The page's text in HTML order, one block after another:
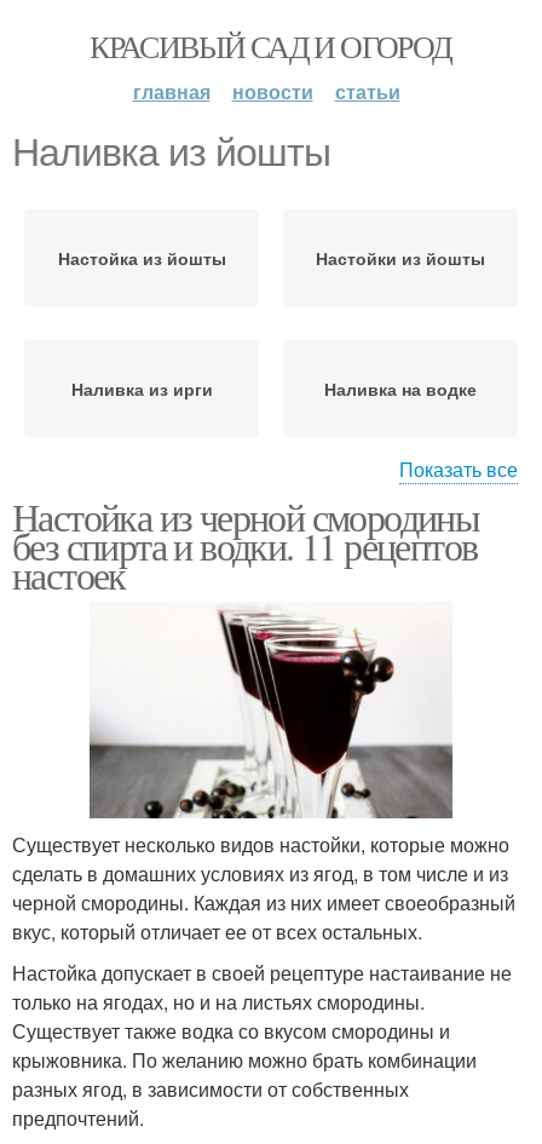
КРАСИВЫЙ САД И ОГОРОД
главная новости статьи
Наливка из йошты
Настойка из йошты Настойки из йошты
Наливка из ирги Наливка на водке
Наливки из смородины
смородины
Наливка из красной
Наливка из смородины Наливка из ягод
Черносмородиновая
наливка
Классическая наливка
Наливка без водки
Показать все
Настойка из черной смородины
без спирта и водки. 11 рецептов
настоек
Существует несколько видов настойки, которые можно
сделать в домашних условиях из ягод, в том числе и из
черной смородины. Каждая из них имеет своеобразный
вкус, который отличает ее от всех остальных.
Настойка допускает в своей рецептуре настаивание не
только на ягодах, но и на листьях смородины.
Существует также водка со вкусом смородины и
крыжовника. По желанию можно брать комбинации
разных ягод, в зависимости от собственных
предпочтений.